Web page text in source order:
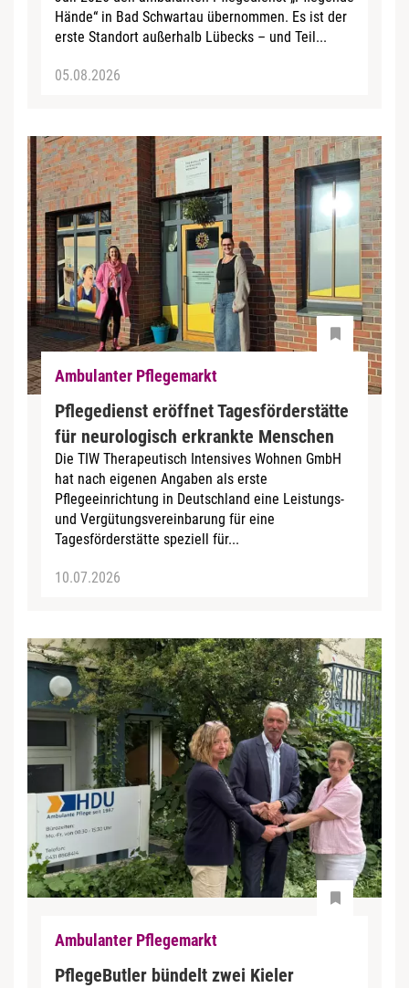
Hände“ in Bad Schwartau übernommen. Es ist der
erste Standort außerhalb Lübecks – und Teil...
05.08.2026
Ambulanter Pflegemarkt
PflegeButler bündelt zwei Kieler
Ambulanter Pflegemarkt
Pflegedienst eröffnet Tagesförderstätte
für neurologisch erkrankte Menschen
Die TIW Therapeutisch Intensives Wohnen GmbH
hat nach eigenen Angaben als erste
Pflegeeinrichtung in Deutschland eine Leistungs-
und Vergütungsvereinbarung für eine
Tagesförderstätte speziell für...
10.07.2026